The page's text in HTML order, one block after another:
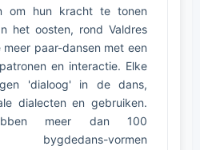
om hun kracht te tonen
het oosten, rond Valdres
paar-dansen met een
en interactie. Elke
'dialoog' in de dans,
dialecten en gebruiken.
meer dan 100
vormen